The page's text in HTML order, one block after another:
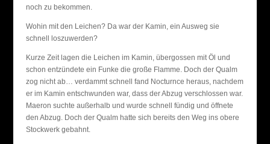
noch zu bekommen.
Wohin mit den Leichen? Da war der Kamin, ein Ausweg sie
schnell loszuwerden?
Kurze Zeit lagen die Leichen im Kamin, übergossen mit Öl und
schon entzündete ein Funke die große Flamme. Doch der Qualm
zog nicht ab… verdammt schnell fand Nocturnce heraus, nachdem
er im Kamin entschwunden war, dass der Abzug verschlossen war.
Maeron suchte außerhalb und wurde schnell fündig und öffnete
den Abzug. Doch der Qualm hatte sich bereits den Weg ins obere
Stockwerk gebahnt.